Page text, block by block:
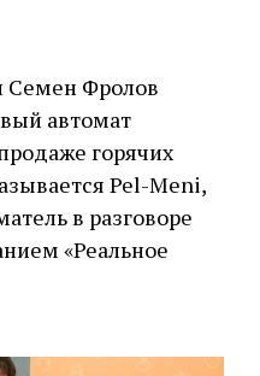
Семен Фролов
автомат
горячих
Pel-Meni,
в разговоре
«Реальное